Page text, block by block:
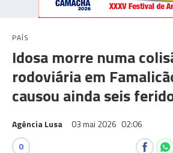
PAÍS
Idosa morre numa
rodoviária em
causou ainda seis
Agência Lusa 03 mai 2026 02:06
0